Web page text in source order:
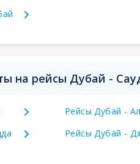
на рейсы Дубай -
Рейсы Дубай -
Рейсы Дубай -